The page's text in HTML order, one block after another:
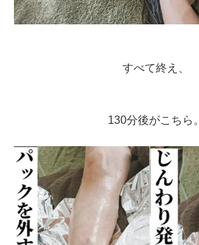
すべて終え、
130分後がこちら。